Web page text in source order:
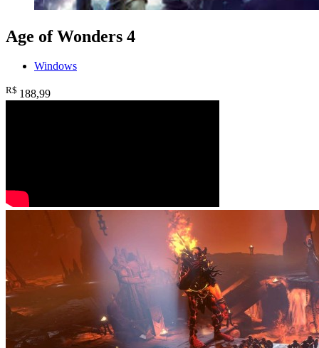
Age of Wonders 4
Windows
R$ 188,99